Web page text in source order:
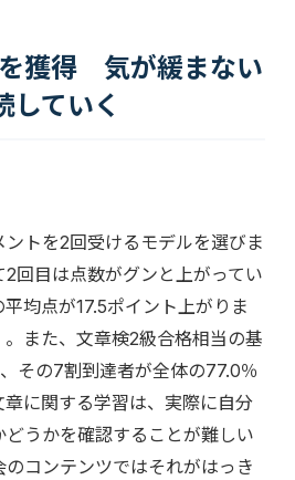
獲得 気が緩まない
していく
トを2回受けるモデルを選びま
2回目は点数がグンと上がってい
均点が17.5ポイント上がりま
また、文章検2級合格相当の基
その7割到達者が全体の77.0％
に関する学習は、実際に自分
うかを確認することが難しい
コンテンツではそれがはっき